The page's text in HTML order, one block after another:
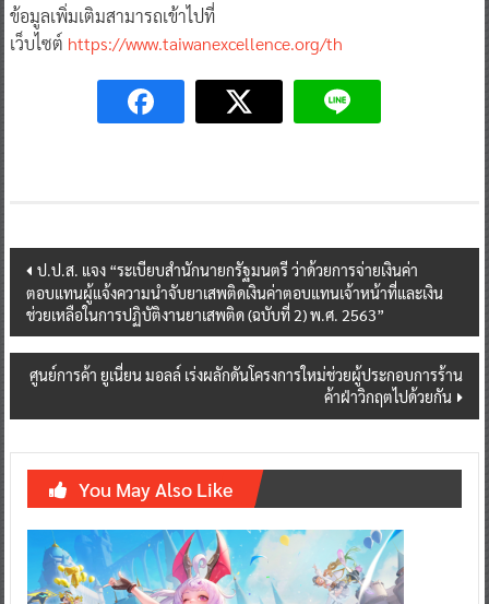
ข้อมูลเพิ่มเติมสามารถเข้าไปที่
เว็บไซต์ https://www.taiwanexcellence.org/th
Post
navigation
ป.ป.ส. แจง “ระเบียบสำนักนายกรัฐมนตรี ว่าด้วยการจ่ายเงินค่า
ตอบแทนผู้แจ้งความนำจับยาเสพติดเงินค่าตอบแทนเจ้าหน้าที่และเงิน
ช่วยเหลือในการปฏิบัติงานยาเสพติด (ฉบับที่ 2) พ.ศ. 2563”
ศูนย์การค้า ยูเนี่ยน มอลล์ เร่งผลักดันโครงการใหม่ช่วยผู้ประกอบการร้าน
ค้าฝ่าวิกฤตไปด้วยกัน
You May Also Like